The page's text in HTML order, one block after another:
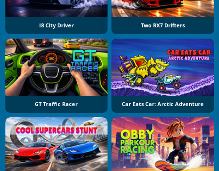
I8 City Driver Two RX7 Drifters
GT Traffic Racer Car Eats Car: Arctic Adventure